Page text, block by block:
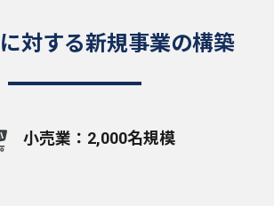
対する新規事業の構築
小売業：2,000名規模